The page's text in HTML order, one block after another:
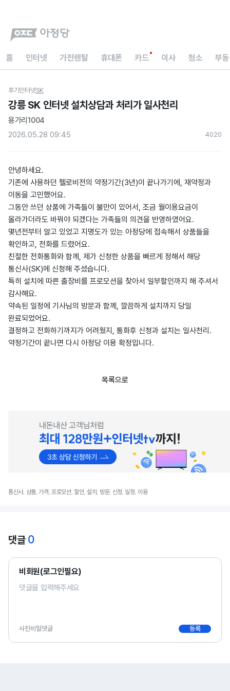
홈 인터넷 가전렌탈 휴대폰 카드 이사 청소 부
후기 인터넷SK
강릉 SK 인터넷 설치상담과 처리가 일사천리
용가리1004
2026.05.28 09:45
4020
안녕하세요.
기존에 사용하던 헬로비전의 약정기간(3년)이 끝나가기에, 재약정과
이동을 고민했어요.
그동안 쓰던 상품에 가족들이 불만이 있어서, 조금 월이용요금이
올라가더라도 바꿔야 되겠다는 가족들의 의견을 반영하였어요.
몇년전부터 알고 있었고 지명도가 있는 아정당에 접속해서 상품들을
확인하고, 전화를 드렸어요.
친절한 전화통화와 함께, 제가 신청한 상품을 빠르게 정해서 해당
통신사(SK)에 신청해 주셨습니다.
특히 설치에 따른 출장비를 프로모션을 찾아서 일부할인까지 해 주셔서
감사해요.
약속된 일정에 기사님의 방문과 함께, 깔끔하게 설치까지 당일
완료되었어요.
결정하고 전화하기까지가 어려웠지, 통화후 신청과 설치는 일사천리.
약정기간이 끝나면 다시 아정당 이용 확정입니다.
목록으로
통신사, 상품, 가격, 프로모션, 할인, 설치, 방문, 신청, 일정, 이용
댓글 0
비회원(로그인필요)
사진비밀댓글 등록